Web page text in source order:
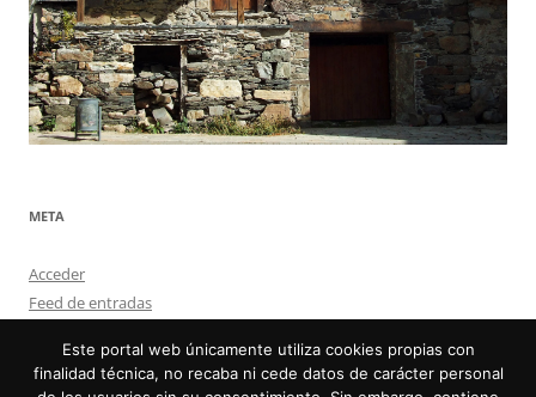
META
Acceder
Feed de entradas
WordPress.org
Este portal web únicamente utiliza cookies propias con
finalidad técnica, no recaba ni cede datos de carácter personal